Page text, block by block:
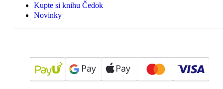
Kupte si knihu Čedok
Novinky